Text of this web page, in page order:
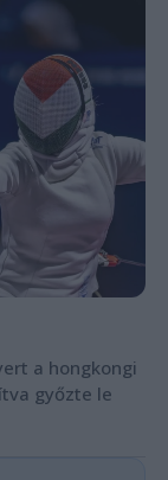
a hongkongi
győzte le